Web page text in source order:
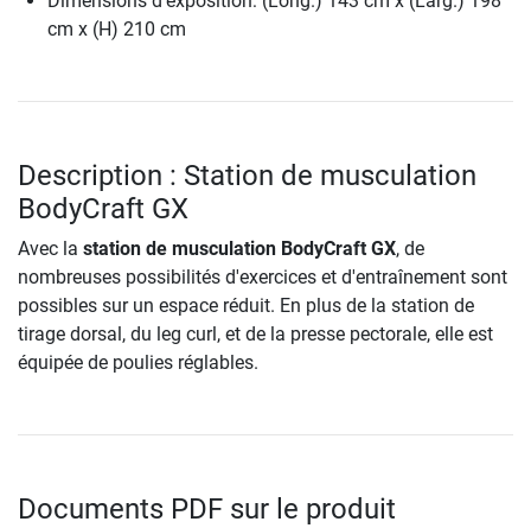
cm x (H) 210 cm
Description : Station de musculation
BodyCraft GX
Avec la station de musculation BodyCraft GX, de
nombreuses possibilités d'exercices et d'entraînement sont
possibles sur un espace réduit. En plus de la station de
tirage dorsal, du leg curl, et de la presse pectorale, elle est
équipée de poulies réglables.
Documents PDF sur le produit